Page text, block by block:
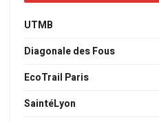
UTMB
Diagonale des Fous
EcoTrail Paris
SaintéLyon